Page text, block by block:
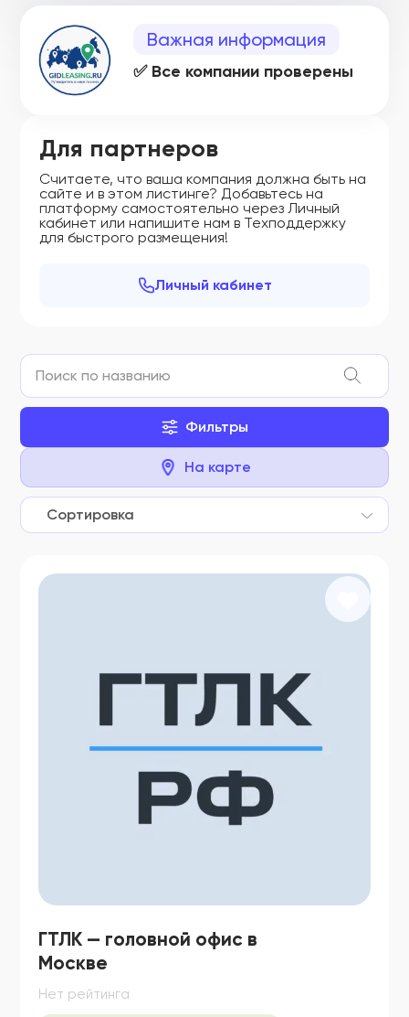
Важная информация
✅ Все компании проверены
Для партнеров
Считаете, что ваша компания должна быть на
сайте и в этом листинге? Добавьтесь на
платформу самостоятельно через Личный
кабинет или напишите нам в Техподдержку
для быстрого размещения!
Личный кабинет
Фильтры
На карте
Сортировка
ГТЛК — головной офис в
Москве
Нет рейтинга